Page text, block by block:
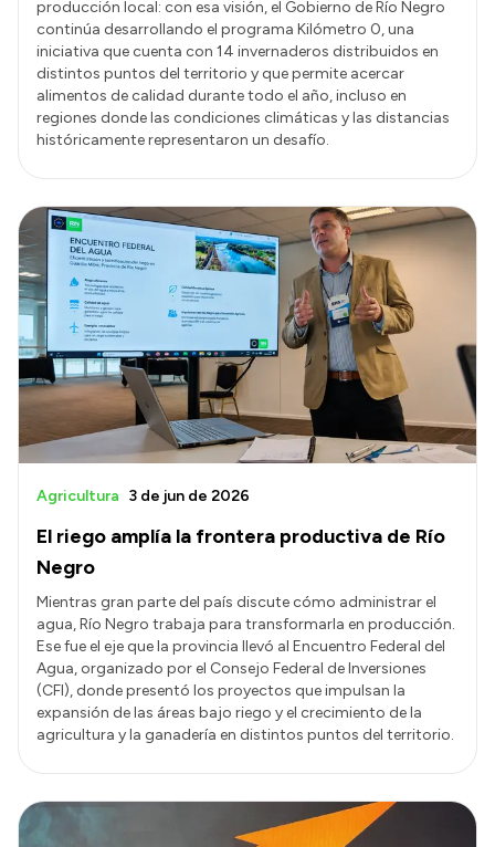
producción local: con esa visión, el Gobierno de Río Negro
continúa desarrollando el programa Kilómetro 0, una
iniciativa que cuenta con 14 invernaderos distribuidos en
distintos puntos del territorio y que permite acercar
alimentos de calidad durante todo el año, incluso en
regiones donde las condiciones climáticas y las distancias
históricamente representaron un desafío.
El riego amplía la frontera productiva de Río
Negro
Agricultura 3 de jun de 2026
Mientras gran parte del país discute cómo administrar el
agua, Río Negro trabaja para transformarla en producción.
Ese fue el eje que la provincia llevó al Encuentro Federal del
Agua, organizado por el Consejo Federal de Inversiones
(CFI), donde presentó los proyectos que impulsan la
expansión de las áreas bajo riego y el crecimiento de la
agricultura y la ganadería en distintos puntos del territorio.